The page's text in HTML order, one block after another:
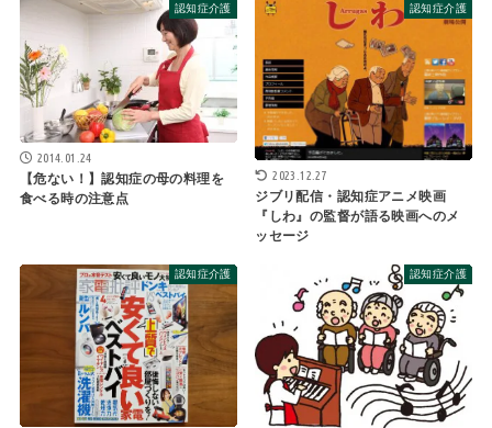
認知症介護
2014.01.24
【危ない！】認知症の母の料理を
食べる時の注意点
認知症介護
2023.12.27
ジブリ配信・認知症アニメ映画
『しわ』の監督が語る映画へのメ
ッセージ
認知症介護 認知症介護